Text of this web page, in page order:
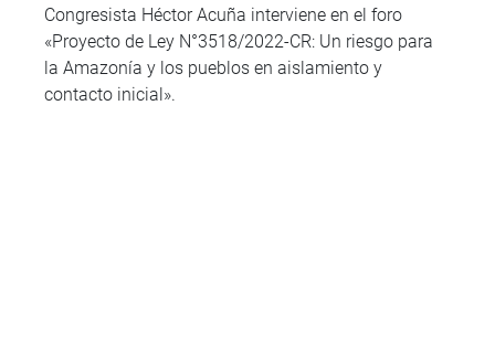
Congresista Héctor Acuña interviene en el foro
«Proyecto de Ley N°3518/2022-CR: Un riesgo para
la Amazonía y los pueblos en aislamiento y
contacto inicial».